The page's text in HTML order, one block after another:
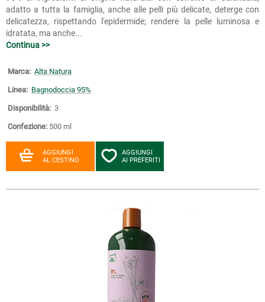
adatto a tutta la famiglia, anche alle pelli più delicate, deterge con
delicatezza, rispettando l'epidermide; rendere la pelle luminosa e
idratata, ma anche...
Continua >>
Marca: Alta Natura
Linea: Bagnodoccia 95%
Disponibilità: 3
Confezione: 500 ml
AGGIUNGI
AL CESTINO
AGGIUNGI
AI PREFERITI